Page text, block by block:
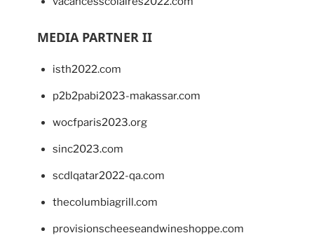
MEDIA PARTNER II
isth2022.com
p2b2pabi2023-makassar.com
wocfparis2023.org
sinc2023.com
scdlqatar2022-qa.com
thecolumbiagrill.com
provisionscheeseandwineshoppe.com